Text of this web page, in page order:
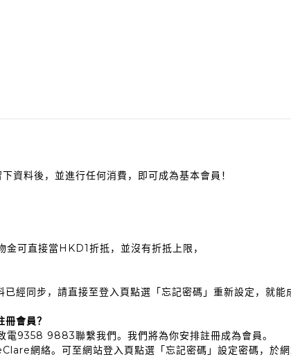
料後，並進行任何消費，即可成為基本會員！
可直接當HKD1折抵，並沒有折抵上限，
經同步，請直接至登入頁點選「忘記密碼」重新設定，就能
會員？
9883聯繫我們。我們將為你安排註冊成為會員。
網絡。可至網站登入頁點選「忘記密碼」設定密碼，於